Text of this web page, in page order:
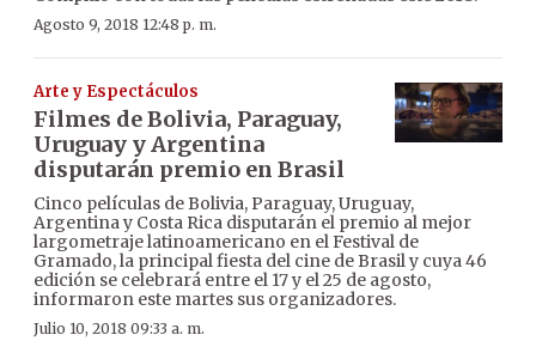
Agosto 9, 2018 12:48 p. m.
Arte y Espectáculos
Filmes de Bolivia, Paraguay,
Uruguay y Argentina
disputarán premio en Brasil
Cinco películas de Bolivia, Paraguay, Uruguay,
Argentina y Costa Rica disputarán el premio al mejor
largometraje latinoamericano en el Festival de
Gramado, la principal fiesta del cine de Brasil y cuya 46
edición se celebrará entre el 17 y el 25 de agosto,
informaron este martes sus organizadores.
Julio 10, 2018 09:33 a. m.